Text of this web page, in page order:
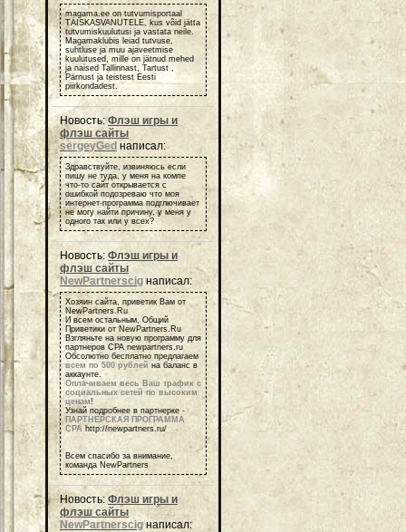
magama.ee on tutvumisportaal
TÄISKASVANUTELE, kus võid jätta
tutvumiskuulutusi ja vastata neile.
Magamaklubis leiad tutvuse,
suhtluse ja muu ajaveetmise
kuulutused, mille on jätnud mehed
ja naised Tallinnast, Tartust ,
Pärnust ja teistest Eesti
piirkondadest.
Новость:Флэш игры и
флэш сайты
sergeyGed написал:
Здравствуйте, извиняюсь если
пишу не туда, у меня на компе
что-то сайт открывается с
ошибкой подозреваю что моя
интернет-программа подглючивает
не могу найти причину, у меня у
одного так или у всех?
Новость: Флэш игры и
флэш сайты
NewPartnerscig написал:
Хозяин сайта, приветик Вам от
NewPartners.Ru
И всем остальным, Общий
Приветики от NewPartners.Ru
Взгляньте на новую программу для
партнеров СРА newpartners.ru
Обсолютно бесплатно предлагаем
всем по 500 рублей на баланс в
аккаунте.
Оплачиваем весь Ваш трафик с
социальных сетей по высоким
ценам!
Узнай подробнее в партнерке -
ПАРТНЕРСКАЯ ПРОГРАММА
СРА http://newpartners.ru/
Всем спасибо за внимание,
команда NewPartners
Новость: Флэш игры и
флэш сайты
NewPartnerscig написал: